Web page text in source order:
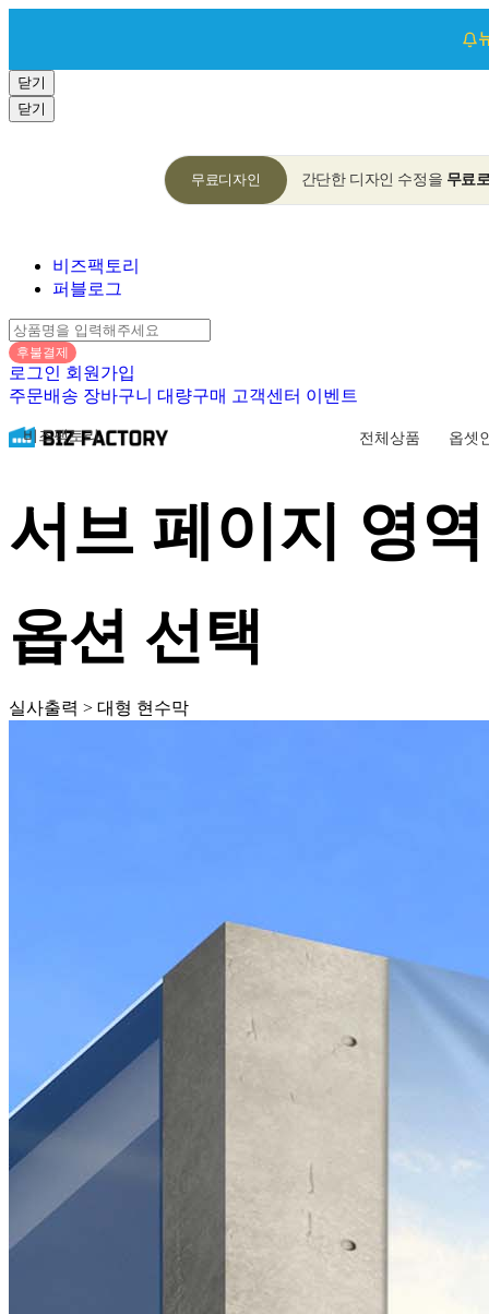
닫기
닫기
무료디자인 간단한 디자인 수정을 무료
비즈팩토리
퍼블로그
후불결제
로그인 회원가입
주문배송 장바구니 대량구매 고객센터 이벤트
비즈팩토리 전체상품 옵셋
서브 페이지 영역
옵션 선택
실사출력 > 대형 현수막